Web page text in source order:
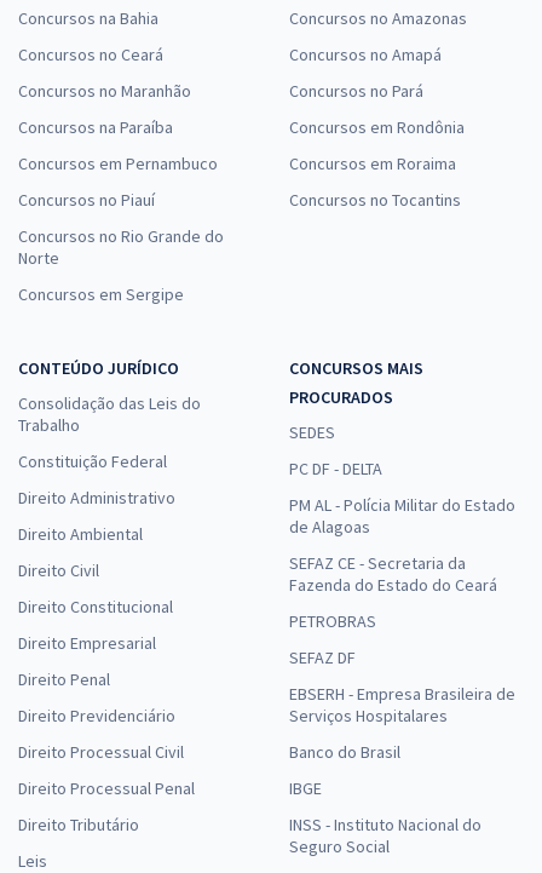
Concursos na Bahia
Concursos no Ceará
Concursos no Maranhão
Concursos na Paraíba
Concursos em Pernambuco
Concursos no Piauí
Concursos no Rio Grande do
Norte
Concursos em Sergipe
Concursos no Amazonas
Concursos no Amapá
Concursos no Pará
Concursos em Rondônia
Concursos em Roraima
Concursos no Tocantins
CONTEÚDO JURÍDICO
Consolidação das Leis do
Trabalho
Constituição Federal
Direito Administrativo
Direito Ambiental
Direito Civil
Direito Constitucional
Direito Empresarial
Direito Penal
Direito Previdenciário
Direito Processual Civil
Direito Processual Penal
Direito Tributário
Leis
CONCURSOS MAIS
PROCURADOS
SEDES
PC DF - DELTA
PM AL - Polícia Militar do Estado
de Alagoas
SEFAZ CE - Secretaria da
Fazenda do Estado do Ceará
PETROBRAS
SEFAZ DF
EBSERH - Empresa Brasileira de
Serviços Hospitalares
Banco do Brasil
IBGE
INSS - Instituto Nacional do
Seguro Social